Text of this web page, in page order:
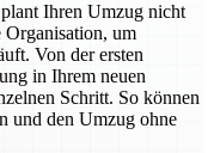
Ihren Umzug nicht
Organisation, um
Von der ersten
in Ihrem neuen
Schritt. So können
und den Umzug ohne